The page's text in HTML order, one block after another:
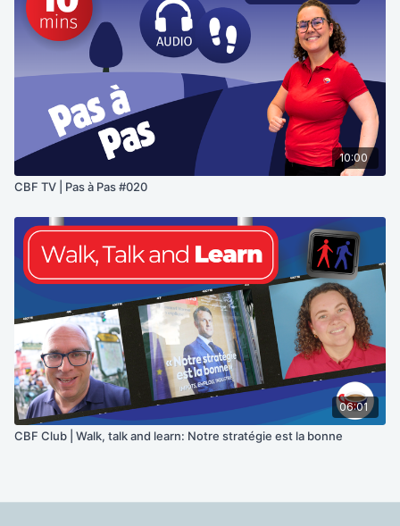
10:00
CBF TV | Pas à Pas #020
06:01
CBF Club | Walk, talk and learn: Notre stratégie est la bonne